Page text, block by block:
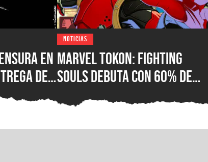
en
de
está
Steam,
NOTICIAS
Marvel Tokon: Fighting
Souls debuta con 60% de
Steam, ¿qué está mal con
nuevo juego de lucha de